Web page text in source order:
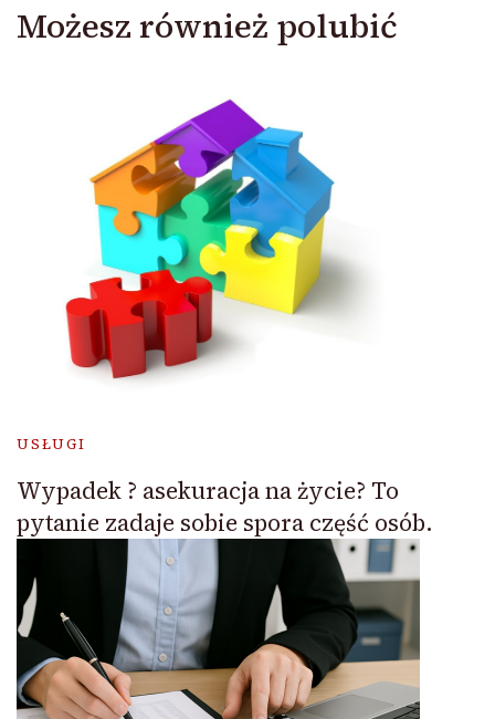
Możesz również polubić
USŁUGI
Wypadek ? asekuracja na życie? To
pytanie zadaje sobie spora część osób.